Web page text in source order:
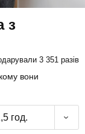
з
3 351 разів
вони
год.